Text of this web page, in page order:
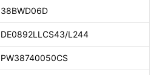
38BWD06D
DE0892LLCS43/L244
PW38740050CS